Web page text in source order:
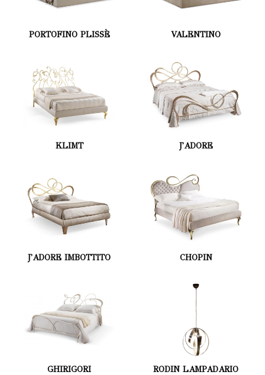
PORTOFINO PLISSÈ VALENTINO
KLIMT J'ADORE
J'ADORE IMBOTTITO CHOPIN
GHIRIGORI RODIN LAMPADARIO